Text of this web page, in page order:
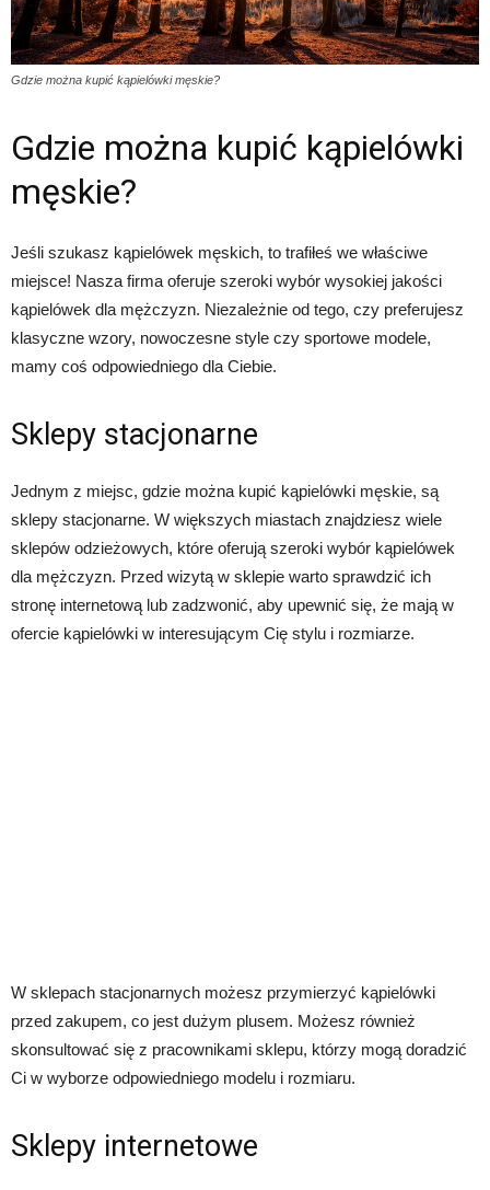
Gdzie można kupić kąpielówki męskie?
Gdzie można kupić kąpielówki
męskie?
Jeśli szukasz kąpielówek męskich, to trafiłeś we właściwe
miejsce! Nasza firma oferuje szeroki wybór wysokiej jakości
kąpielówek dla mężczyzn. Niezależnie od tego, czy preferujesz
klasyczne wzory, nowoczesne style czy sportowe modele,
mamy coś odpowiedniego dla Ciebie.
Sklepy stacjonarne
Jednym z miejsc, gdzie można kupić kąpielówki męskie, są
sklepy stacjonarne. W większych miastach znajdziesz wiele
sklepów odzieżowych, które oferują szeroki wybór kąpielówek
dla mężczyzn. Przed wizytą w sklepie warto sprawdzić ich
stronę internetową lub zadzwonić, aby upewnić się, że mają w
ofercie kąpielówki w interesującym Cię stylu i rozmiarze.
W sklepach stacjonarnych możesz przymierzyć kąpielówki
przed zakupem, co jest dużym plusem. Możesz również
skonsultować się z pracownikami sklepu, którzy mogą doradzić
Ci w wyborze odpowiedniego modelu i rozmiaru.
Sklepy internetowe